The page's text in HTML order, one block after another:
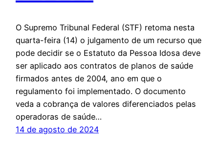
O Supremo Tribunal Federal (STF) retoma nesta
quarta-feira (14) o julgamento de um recurso que
pode decidir se o Estatuto da Pessoa Idosa deve
ser aplicado aos contratos de planos de saúde
firmados antes de 2004, ano em que o
regulamento foi implementado. O documento
veda a cobrança de valores diferenciados pelas
operadoras de saúde…
14 de agosto de 2024